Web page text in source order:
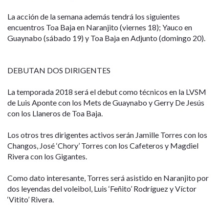
La acción de la semana además tendrá los siguientes
encuentros Toa Baja en Naranjito (viernes 18); Yauco en
Guaynabo (sábado 19) y Toa Baja en Adjunto (domingo 20).
DEBUTAN DOS DIRIGENTES
La temporada 2018 será el debut como técnicos en la LVSM
de Luis Aponte con los Mets de Guaynabo y Gerry De Jesús
con los Llaneros de Toa Baja.
Los otros tres dirigentes activos serán Jamille Torres con los
Changos, José ‘Chory’ Torres con los Cafeteros y Magdiel
Rivera con los Gigantes.
Como dato interesante, Torres será asistido en Naranjito por
dos leyendas del voleibol, Luis ‘Feñito’ Rodríguez y Víctor
‘Vitito’ Rivera.